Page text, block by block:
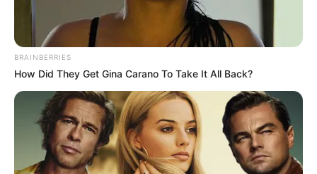
BRAINBERRIES
How Did They Get Gina Carano To Take It All Back?